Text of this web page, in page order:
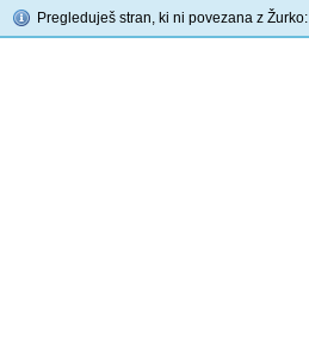
Pregleduješ stran, ki ni povezana z Žurko: